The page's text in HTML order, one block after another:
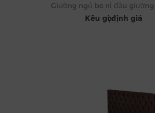
Giường ngủ bọc nỉ đầu
Kêu gọi định giá